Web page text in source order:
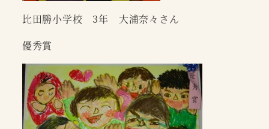
比田勝小学校 3年 大浦奈々さん
優秀賞